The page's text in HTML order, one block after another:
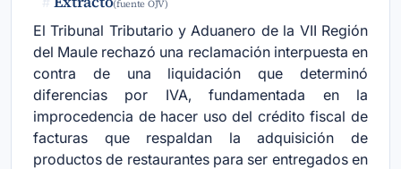
(fuente OJV)
El Tribunal Tributario y Aduanero de la VII Región
del Maule rechazó una reclamación interpuesta en
contra de una liquidación que determinó
diferencias por IVA, fundamentada en la
improcedencia de hacer uso del crédito fiscal de
facturas que respaldan la adquisición de
productos de restaurantes para ser entregados en